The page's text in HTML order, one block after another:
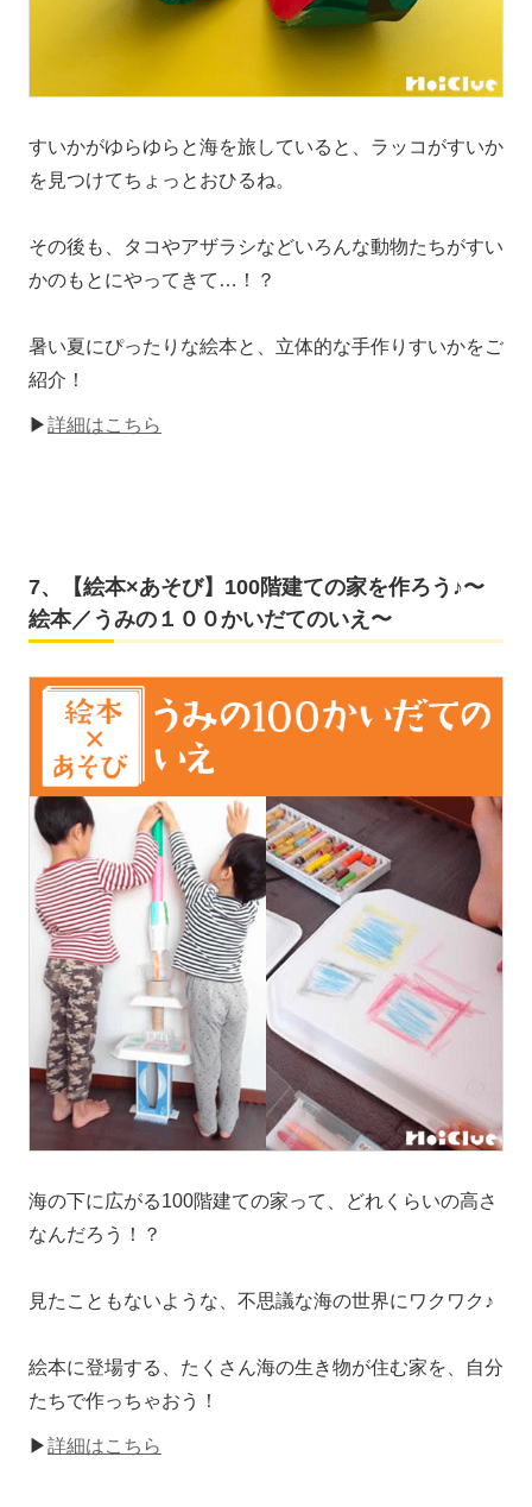
すいかがゆらゆらと海を旅していると、ラッコがすいか
を見つけてちょっとおひるね。
その後も、タコやアザラシなどいろんな動物たちがすい
かのもとにやってきて…！？
暑い夏にぴったりな絵本と、立体的な手作りすいかをご
紹介！
▶詳細はこちら
7、【絵本×あそび】100階建ての家を作ろう♪〜
絵本／うみの１００かいだてのいえ〜
海の下に広がる100階建ての家って、どれくらいの高さ
なんだろう！？
見たこともないような、不思議な海の世界にワクワク♪
絵本に登場する、たくさん海の生き物が住む家を、自分
たちで作っちゃおう！
▶詳細はこちら